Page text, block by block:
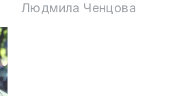
Людмила Ченцова